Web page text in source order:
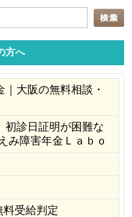
方へ
大阪の無料相談・
初診日証明が困難な
み障害年金Ｌａｂｏ
受給判定